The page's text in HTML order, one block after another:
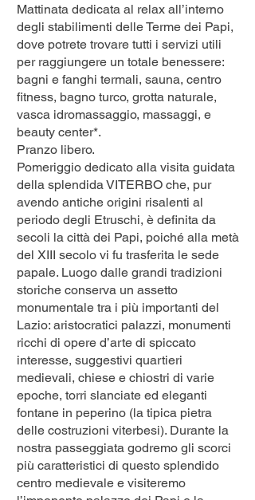
Mattinata dedicata al relax all’interno
degli stabilimenti delle Terme dei Papi,
dove potrete trovare tutti i servizi utili
per raggiungere un totale benessere:
bagni e fanghi termali, sauna, centro
fitness, bagno turco, grotta naturale,
vasca idromassaggio, massaggi, e
beauty center*.
Pranzo libero.
Pomeriggio dedicato alla visita guidata
della splendida VITERBO che, pur
avendo antiche origini risalenti al
periodo degli Etruschi, è definita da
secoli la città dei Papi, poiché alla metà
del XIII secolo vi fu trasferita le sede
papale. Luogo dalle grandi tradizioni
storiche conserva un assetto
monumentale tra i più importanti del
Lazio: aristocratici palazzi, monumenti
ricchi di opere d’arte di spiccato
interesse, suggestivi quartieri
medievali, chiese e chiostri di varie
epoche, torri slanciate ed eleganti
fontane in peperino (la tipica pietra
delle costruzioni viterbesi). Durante la
nostra passeggiata godremo gli scorci
più caratteristici di questo splendido
centro medievale e visiteremo